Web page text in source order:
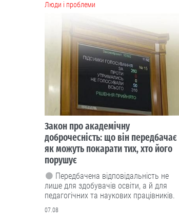
Люди і проблеми
Закон про академічну
доброчесність: що він передбачає
як можуть покарати тих, хто його
порушує
Передбачена відповідальність не
лише для здобувачів освіти, а й для
педагогічних та наукових працівників.
07.08